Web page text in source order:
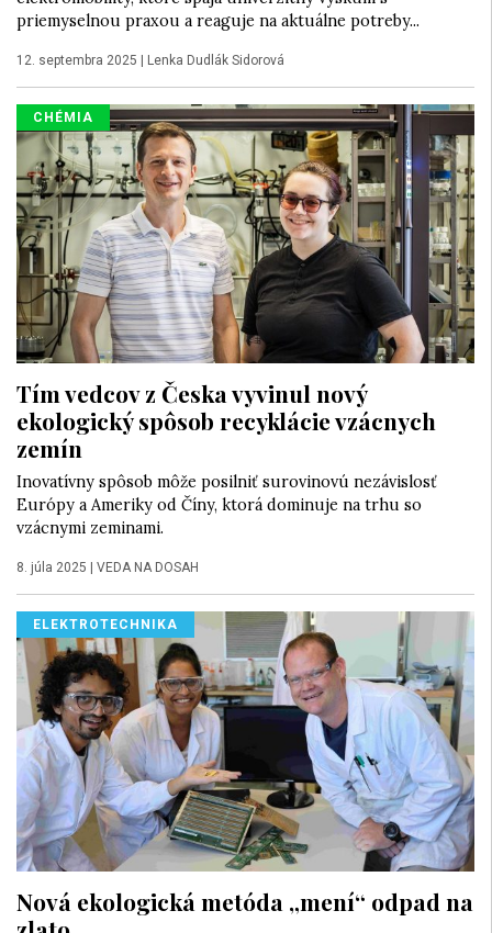
priemyselnou praxou a reaguje na aktuálne potreby...
12. septembra 2025 Lenka Dudlák Sidorová
CHÉMIA
Tím vedcov z Česka vyvinul nový
ekologický spôsob recyklácie vzácnych
zemín
Inovatívny spôsob môže posilniť surovinovú nezávislosť
Európy a Ameriky od Číny, ktorá dominuje na trhu so
vzácnymi zeminami.
8. júla 2025 VEDA NA DOSAH
ELEKTROTECHNIKA
Nová ekologická metóda „mení“ odpad na